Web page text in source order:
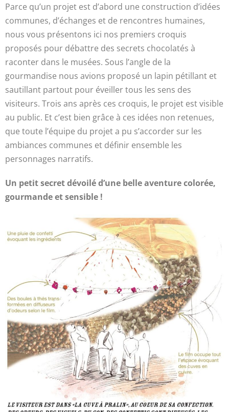
Parce qu’un projet est d’abord une construction d’idées
communes, d’échanges et de rencontres humaines,
nous vous présentons ici nos premiers croquis
proposés pour débattre des secrets chocolatés à
raconter dans le musées. Sous l’angle de la
gourmandise nous avions proposé un lapin pétillant et
sautillant partout pour éveiller tous les sens des
visiteurs. Trois ans après ces croquis, le projet est visible
au public. Et c’est bien grâce à ces idées non retenues,
que toute l’équipe du projet a pu s’accorder sur les
ambiances communes et définir ensemble les
personnages narratifs.
Un petit secret dévoilé d’une belle aventure colorée,
gourmande et sensible !